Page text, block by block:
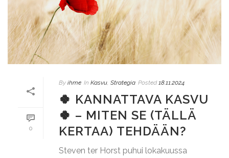
0
By ihme In Kasvu, Strategia Posted 18.11.2024
🍀 KANNATTAVA KASVU
🍀 – MITEN SE (TÄLLÄ
KERTAA) TEHDÄÄN?
Steven ter Horst puhui lokakuussa